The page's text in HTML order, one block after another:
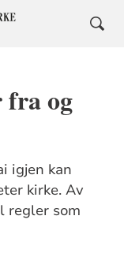
fra og
igjen kan
kirke. Av
regler som